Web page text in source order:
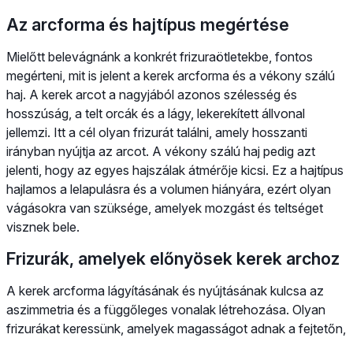
Az arcforma és hajtípus megértése
Mielőtt belevágnánk a konkrét frizuraötletekbe, fontos
megérteni, mit is jelent a kerek arcforma és a vékony szálú
haj. A kerek arcot a nagyjából azonos szélesség és
hosszúság, a telt orcák és a lágy, lekerekített állvonal
jellemzi. Itt a cél olyan frizurát találni, amely hosszanti
irányban nyújtja az arcot. A vékony szálú haj pedig azt
jelenti, hogy az egyes hajszálak átmérője kicsi. Ez a hajtípus
hajlamos a lelapulásra és a volumen hiányára, ezért olyan
vágásokra van szüksége, amelyek mozgást és teltséget
visznek bele.
Frizurák, amelyek előnyösek kerek archoz
A kerek arcforma lágyításának és nyújtásának kulcsa az
aszimmetria és a függőleges vonalak létrehozása. Olyan
frizurákat keressünk, amelyek magasságot adnak a fejtetőn,